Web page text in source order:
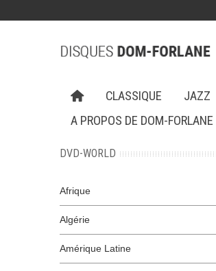
CLASSIQUE JAZZ
A PROPOS DE DOM-FORLANE
DVD-WORLD
Afrique
Algérie
Amérique Latine